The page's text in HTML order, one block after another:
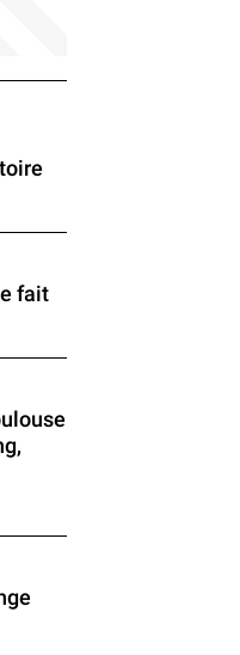
fait